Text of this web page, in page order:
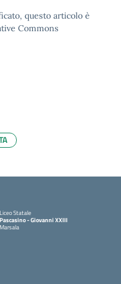
questo articolo è
Commons
Liceo Statale
Pascasino - Giovanni XXIII
Marsala